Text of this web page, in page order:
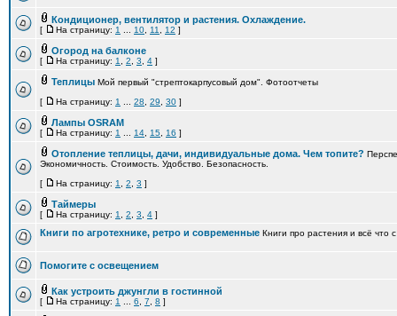
Кондиционер, вентилятор и растения. Охлаждение.
[ На страницу: 1 10 11 12 ]
Огород на балконе
[ На страницу: 1 2 3 4 ]
Теплицы Мой первый "стрептокарпусовый дом". Фотоотчеты
[
На страницу: 1 28 29 30 ]
Лампы OSRAM
[ На страницу: 1 14 15 16 ]
Отопление теплицы, дачи, индивидуальные дома. Чем топите?
Экономичность. Стоимость. Удобство. Безопасность.
[
На страницу: 1 2 3 ]
Таймеры
[ На страницу: 1 2 3 4 ]
Книги по агротехнике, ретро и современные Книги про растения и всё что
Помогите с освещением
Как устроить джунгли в гостинной
[ На страницу: 1 6 7 8 ]